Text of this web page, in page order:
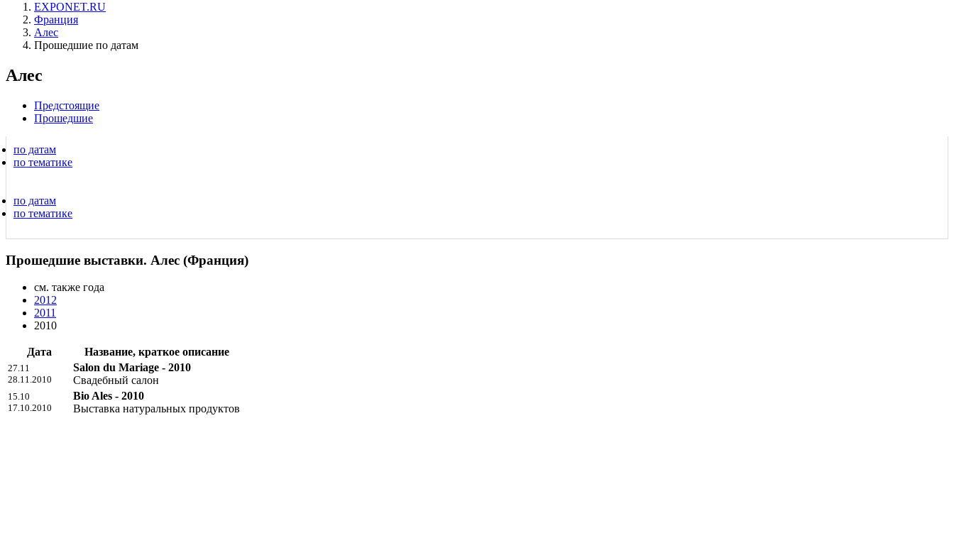
EXPONET.RU
Франция
Алес
Прошедшие по датам
Алес
Предстоящие
Прошедшие
по датам
по тематике
по датам
по тематике
Прошедшие выставки. Алес (Франция)
см. также года
2012
2011
2010
Дата Название, краткое описание
27.11
28.11.2010
Salon du Mariage - 2010
Свадебный салон
15.10
17.10.2010
Bio Ales - 2010
Выставка натуральных продуктов